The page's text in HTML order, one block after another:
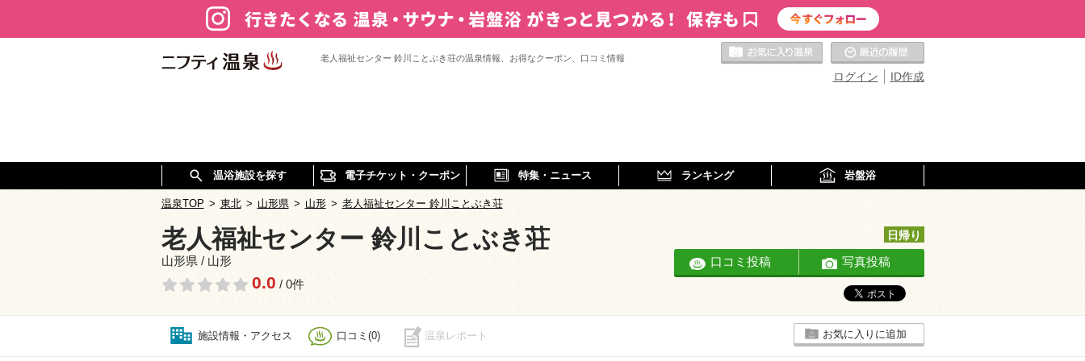
老人福祉センター 鈴川ことぶき荘の温泉情報、お得なクーポン、口コミ情報
ID作成
ログイン
お気に入りの温泉
温浴施設を探す 電子チケット・クーポン 特集・ニュース ランキング 岩盤浴
温泉TOP > 東北 > 山形県 > 山形 > 老人福祉センター 鈴川ことぶき荘
老人福祉センター 鈴川ことぶき荘
山形県 / 山形
0.0 / 0件
日帰り
口コミ投稿 写真投稿
施設情報・アクセス 口コミ(0) 温泉レポート お気に入りに追加